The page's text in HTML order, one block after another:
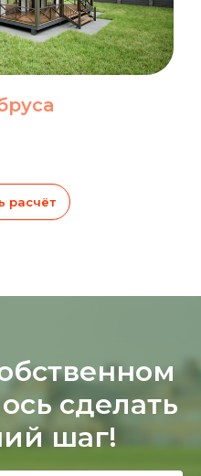
расчёт
сделать
шаг!